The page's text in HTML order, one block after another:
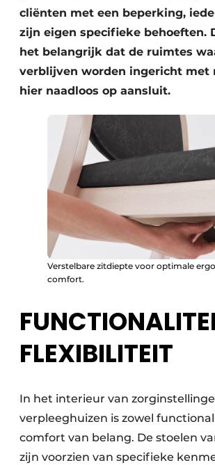
cliënten met een beperking,
zijn eigen specifieke behoeften.
het belangrijk dat de ruimtes
verblijven worden ingericht met
hier naadloos op aansluit.
Verstelbare zitdiepte voor optimale
comfort.
FLEXIBILITEIT
In het interieur van
verpleeghuizen is zowel
comfort van belang. De stoelen
zijn voorzien van specifieke